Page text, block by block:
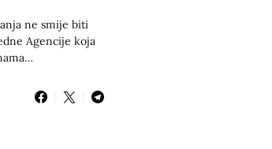
ne smije biti
Agencije koja